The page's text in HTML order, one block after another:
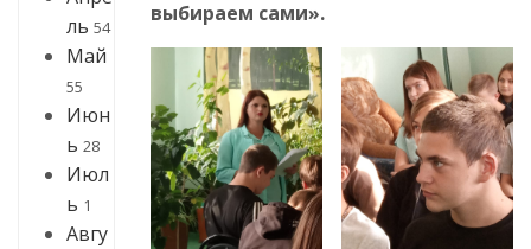
ль 54
Май
55
Июн
ь 28
Июл
ь 1
Авгу
выбираем сами».